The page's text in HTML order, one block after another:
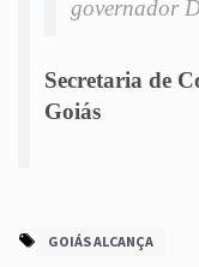
governador
Secretaria de
Goiás
GOIÁS ALCANÇA